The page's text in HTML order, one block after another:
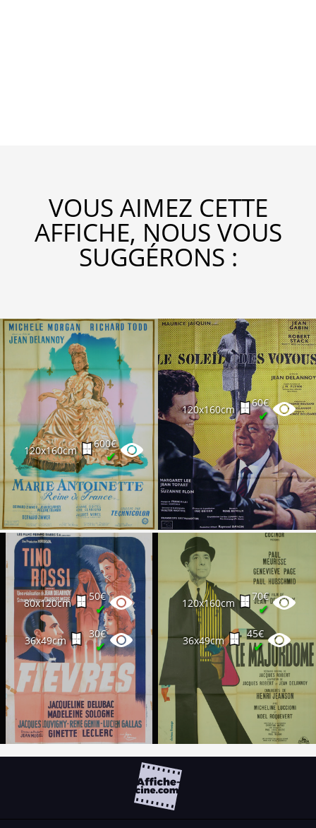
VOUS AIMEZ CETTE
AFFICHE, NOUS VOUS
SUGGÉRONS :
120x160cm
600€
✔
120x160cm
60€
✔
80x120cm
50€
✔
36x49cm
30€
✔
120x160cm
70€
✔
36x49cm
45€
✔